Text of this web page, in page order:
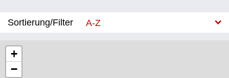
Sortierung/Filter
A-Z
+
−